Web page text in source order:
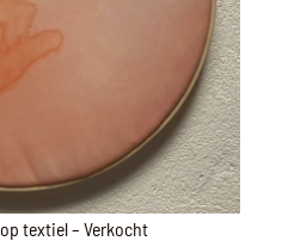
textiel – Verkocht